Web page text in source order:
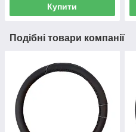
Купити
Подібні товари компанії